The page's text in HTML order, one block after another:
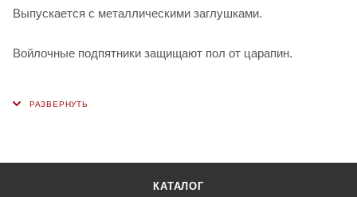
Выпускается с металлическими заглушками.
Войлочные подпятники защищают пол от царапин.
КАТАЛОГ